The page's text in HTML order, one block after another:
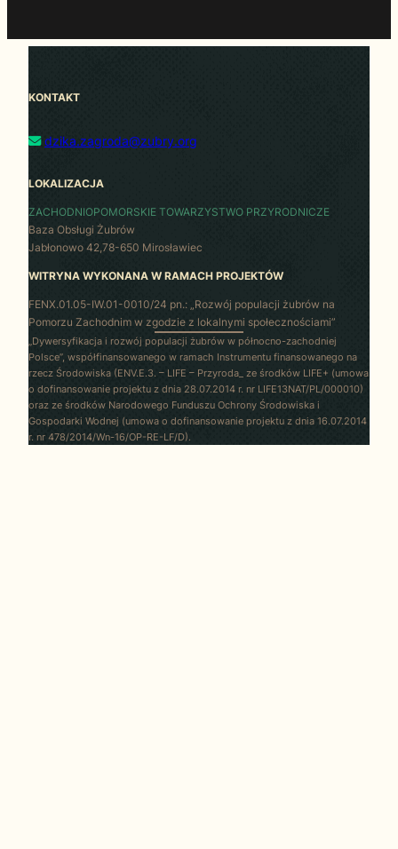
KONTAKT
dzika.zagroda@zubry.org
LOKALIZACJA
ZACHODNIOPOMORSKIE TOWARZYSTWO PRZYRODNICZE
Baza Obsługi Żubrów
Jabłonowo 42,78-650 Mirosławiec
WITRYNA WYKONANA W RAMACH PROJEKTÓW
FENX.01.05-IW.01-0010/24 pn.: „Rozwój populacji żubrów na
Pomorzu Zachodnim w zgodzie z lokalnymi społecznościami”
„Dywersyfikacja i rozwój populacji żubrów w północno-zachodniej
Polsce”, współfinansowanego w ramach Instrumentu finansowanego na
rzecz Środowiska (ENV.E.3. – LIFE – Przyroda_ ze środków LIFE+ (umowa
o dofinansowanie projektu z dnia 28.07.2014 r. nr LIFE13NAT/PL/000010)
oraz ze środków Narodowego Funduszu Ochrony Środowiska i
Gospodarki Wodnej (umowa o dofinansowanie projektu z dnia 16.07.2014
r. nr 478/2014/Wn-16/OP-RE-LF/D).